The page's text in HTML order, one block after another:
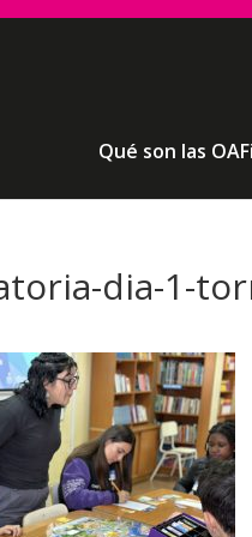
Qué son las
dia-1-